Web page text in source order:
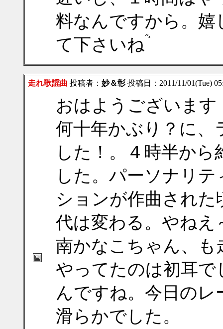
料なんですから。
て下さいね
走れ歌謡曲 投稿者： 妙＆彰投稿日：2011/11/01(Tue)
おはようございます
何十年かぶり？に、
した！。４時半か
した。パーソナリ
ションが作曲され
代は変わる。やねえ
南かなこちゃん、
やってたのは初耳
んですね。今日の
滑らかでした。